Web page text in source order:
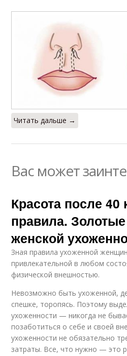
Читать дальше →
Вас может
Красота после 40
правила.
женской
Зная правила ухоженной
привлекательной в любом
физической внешностью.
Невозможно быть ухоженной,
спешке, торопясь. Поэтому
ухоженности — никогда не
позаботиться о себе и своей
ухоженности не обязательно
затраты. Все, что нужно — это